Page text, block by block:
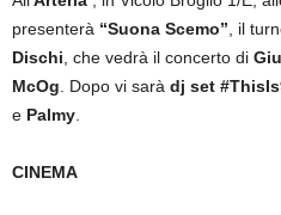
presenterà “Suona Scemo” , il
Dischi , che vedrà il concerto di
McOg . Dopo vi sarà dj set
e Palmy
CINEMA